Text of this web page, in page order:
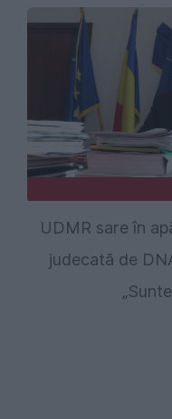
UDMR sare în
judecată de